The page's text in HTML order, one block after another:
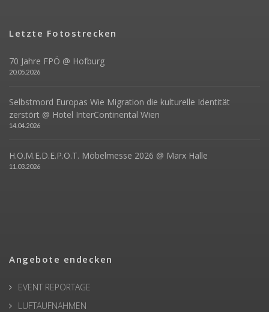
Letzte Fotostrecken
70 Jahre FPÖ @ Hofburg
20.05.2026
Selbstmord Europas Wie Migration die kulturelle Identität
zerstört @ Hotel InterContinental Wien
14.04.2026
H.O.M.E.D.E.P.O.T. Möbelmesse 2026 @ Marx Halle
11.03.2026
Angebote endecken
EVENT REPORTAGE
LUFTAUFNAHMEN